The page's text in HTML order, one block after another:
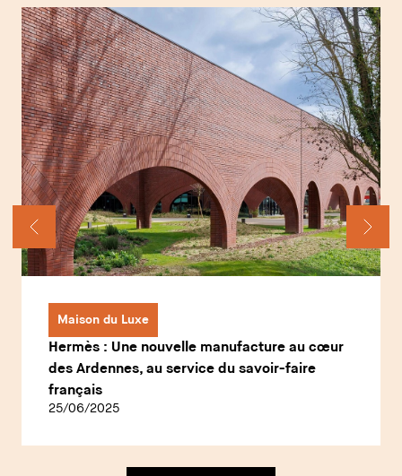
Maison du Luxe
Hermès : Une nouvelle manufacture au cœur
des Ardennes, au service du savoir-faire
français
25/06/2025